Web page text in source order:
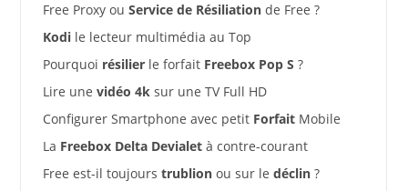
Free Proxy ou Service de Résiliationde Free ?
Kodile lecteur multimédia au Top
Pourquoi résilierle forfait Freebox Pop S ?
Lire une vidéo 4ksur une TV Full HD
Configurer Smartphone avec petit ForfaitMobile
La Freebox Delta Devialetà contre-courant
Free est-il toujours trublionou sur le déclin?